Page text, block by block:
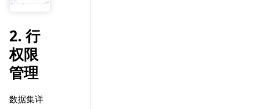
2. 行
权限
管理
数据集详